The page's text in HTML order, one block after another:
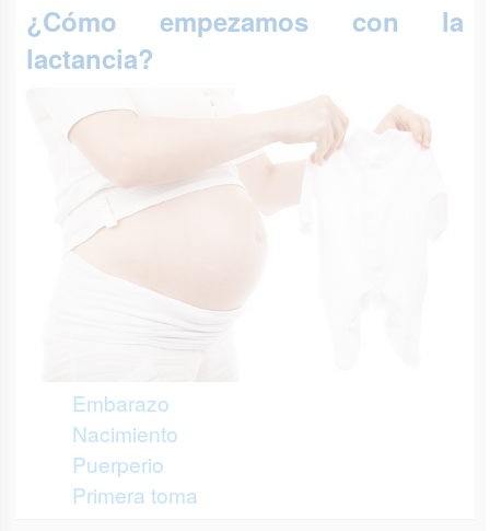
¿Cómo empezamos con la
lactancia?
Embarazo
Nacimiento
Puerperio
Primera toma